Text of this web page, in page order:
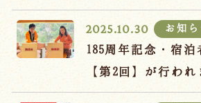
2025.10.30 お知ら
185周年記念・宿
【第2回】が行われ